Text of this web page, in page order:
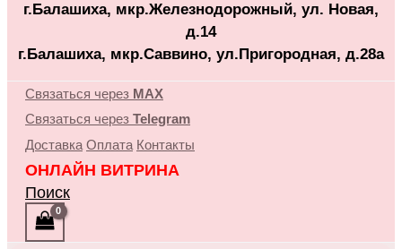
г.Балашиха, мкр.Железнодорожный, ул. Новая,
д.14
г.Балашиха, мкр.Саввино, ул.Пригородная, д.28а
Связаться через MAX
Связаться через Telegram
Доставка Оплата Контакты
ОНЛАЙН ВИТРИНА
Поиск
Хит